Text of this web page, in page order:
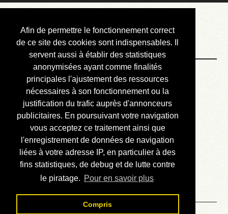
Afin de permettre le fonctionnement correct
de ce site des cookies sont indispensables. Il
servent aussi à établir des statistiques
anonymisées ayant comme finalités
principales l'ajustement des ressources
nécessaires à son fonctionnement ou la
justification du trafic auprès d'annonceurs
publicitaires. En poursuivant votre navigation
vous acceptez ce traitement ainsi que
l'enregistrement de données de navigation
liées à votre adresse IP, en particulier à des
fins statistiques, de debug et de lutte contre
le piratage. Pour en savoir plus
Compris
Courbis, « LE »
Blog Officiel
Bienvenue
Réalisations
Divers (et d’été)
Annonces
Liens externes
Téléchargement
Contact